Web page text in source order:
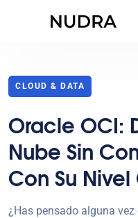
CLOUD & DATA
Oracle OCI:
Nube Sin
Con Su
¿Has pensado alguna